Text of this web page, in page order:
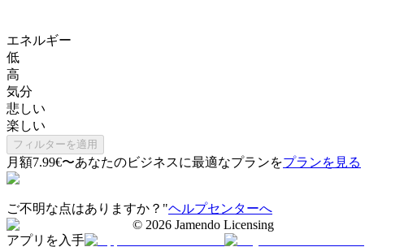
エネルギー
低
高
気分
悲しい
楽しい
フィルターを適用
月額7.99€〜あなたのビジネスに最適なプランをプランを見る
ご不明な点はありますか？"ヘルプセンターへ
© 2026 Jamendo Licensing
アプリを入手